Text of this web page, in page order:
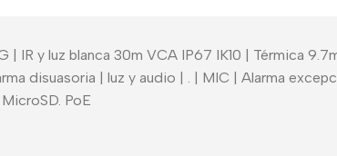
y luz blanca 30m VCA IP67 IK10 | Térmica
disuasoria | luz y audio | . | MIC | Alarma
PoE